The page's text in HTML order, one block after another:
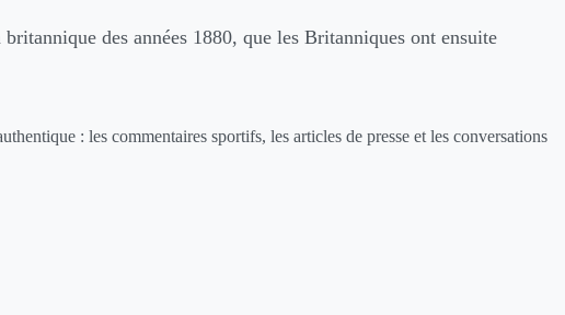
des années 1880, que les Britanniques ont ensuite
: les commentaires sportifs, les articles de presse et les conversations